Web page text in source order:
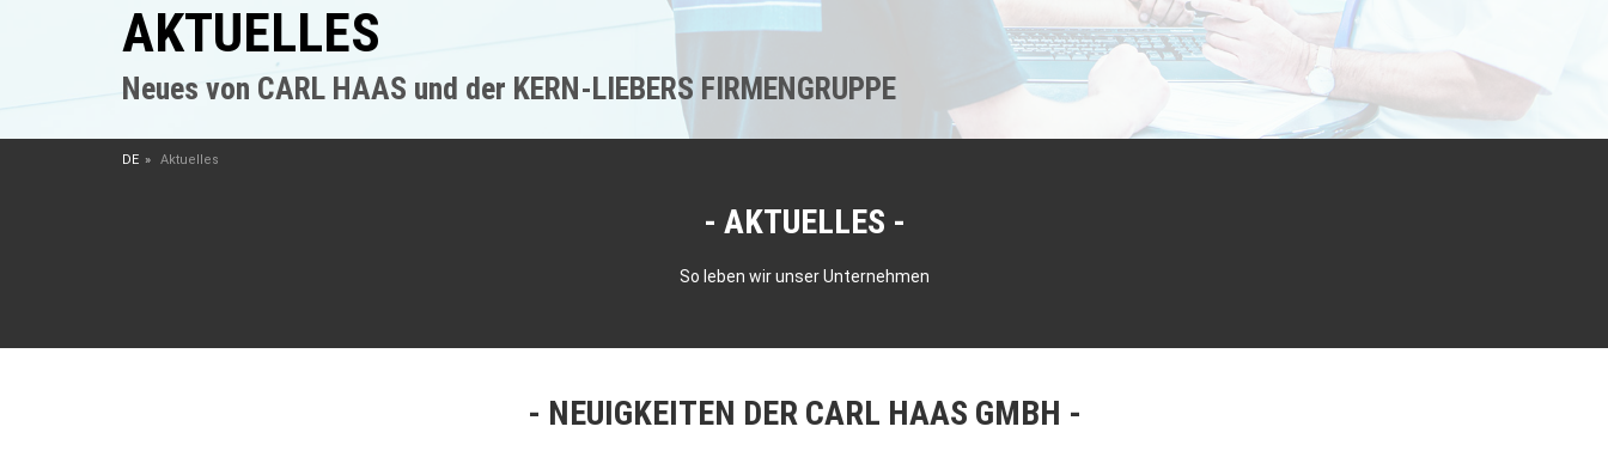
AKTUELLES
Neues von CARL HAAS und der KERN-LIEBERS FIRMENGRUPPE
DE Aktuelles
AKTUELLES
So leben wir unser Unternehmen
NEUIGKEITEN DER CARL HAAS GMBH